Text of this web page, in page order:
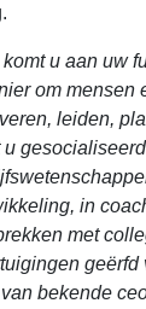
u aan uw
om mensen
leiden,
in
met
geërfd
bekende